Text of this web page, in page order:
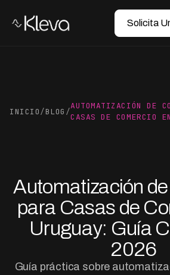
Solicita
INICIO/BLOG /
AUTOMATIZACIÓN DE
CASAS DE COMERCIO
Automatización
para Casas de
Uruguay: Guía
2026
Guía práctica sobre